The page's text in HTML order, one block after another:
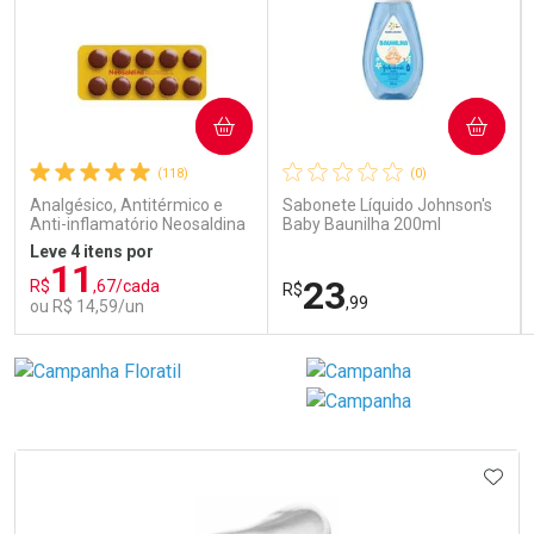
(118)
Analgésico, Antitérmico e
Anti-inflamatório Neosaldina
30mg + 300mg + 30mg 10
Drágeas
Leve 4 itens por
R$11 ,67/cada
ou R$ 14,59/un
COMPRAR
FECHAR
FECHAR
(0)
Sabonete Líquido Johnson's
Baby Baunilha 200ml
R$23,99
COMPRAR
Laboratório
Por Menos